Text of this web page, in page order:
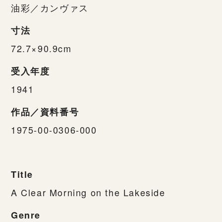
油彩／カンヴァス
寸法
72.7×90.9cm
受入年度
1941
作品／資料番号
1975-00-0306-000
Title
A Clear Morning on the Lakeside
Genre